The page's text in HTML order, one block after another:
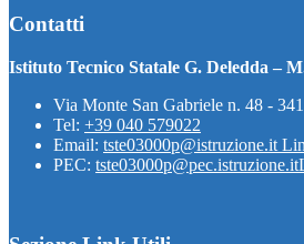
Contatti
Istituto Tecnico Statale G. Deledda –
Via Monte San Gabriele n. 48 -
Tel: +39 040 579022
Email: tste03000p@istruzione.it
PEC: tste03000p@pec.istruzione.it